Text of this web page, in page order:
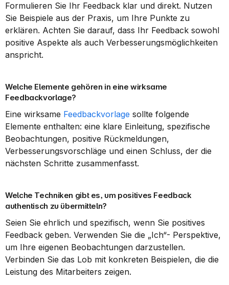
Formulieren Sie Ihr Feedback klar und direkt. Nutzen
Sie Beispiele aus der Praxis, um Ihre Punkte zu
erklären. Achten Sie darauf, dass Ihr Feedback sowohl
positive Aspekte als auch Verbesserungsmöglichkeiten
anspricht.
Welche Elemente gehören in eine wirksame
Feedbackvorlage?
Eine wirksame Feedbackvorlage sollte folgende
Elemente enthalten: eine klare Einleitung, spezifische
Beobachtungen, positive Rückmeldungen,
Verbesserungsvorschläge und einen Schluss, der die
nächsten Schritte zusammenfasst.
Welche Techniken gibt es, um positives Feedback
authentisch zu übermitteln?
Seien Sie ehrlich und spezifisch, wenn Sie positives
Feedback geben. Verwenden Sie die „Ich“- Perspektive,
um Ihre eigenen Beobachtungen darzustellen.
Verbinden Sie das Lob mit konkreten Beispielen, die die
Leistung des Mitarbeiters zeigen.